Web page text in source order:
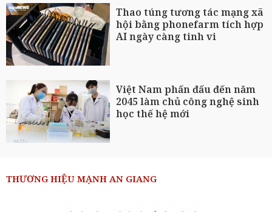
Thao túng tương tác mạng xã
hội bằng phonefarm tích hợp
AI ngày càng tinh vi
Việt Nam phấn đấu đến năm
2045 làm chủ công nghệ sinh
học thế hệ mới
THƯƠNG HIỆU MẠNH AN GIANG